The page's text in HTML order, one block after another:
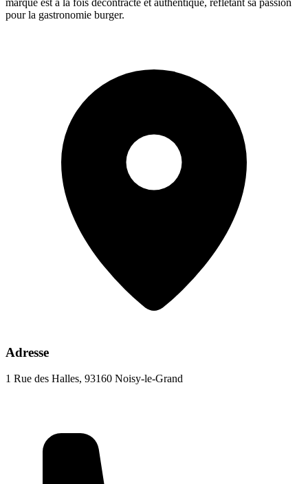
pour la gastronomie burger.
Adresse
1 Rue des Halles, 93160 Noisy-le-Grand